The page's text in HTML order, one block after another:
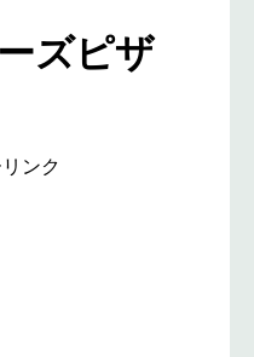
ズピザ
ンク